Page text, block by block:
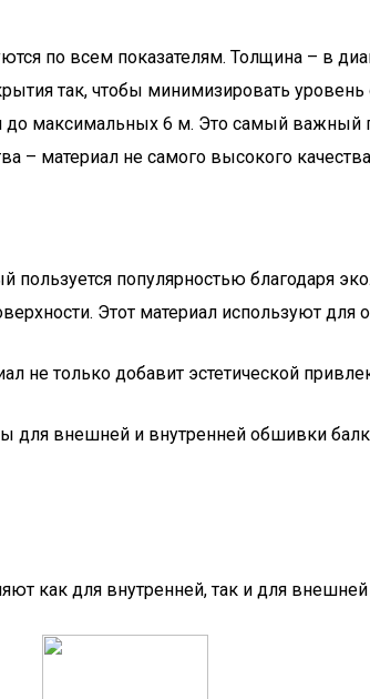
по всем показателям. Толщина – в
так, чтобы минимизировать уровень
максимальных 6 м. Это самый важный
– материал не самого высокого
популярностью благодаря
Этот материал используют для
не только добавит эстетической
внешней и внутренней обшивки
как для внутренней, так и для